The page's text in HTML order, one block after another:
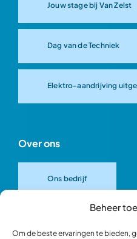
Beheer
Om de beste ervaringen te bieden,
Jouw stage bij Van Zelst
Dag van de Techniek
Elektro-aandrijving
Over ons
Ons bedrijf